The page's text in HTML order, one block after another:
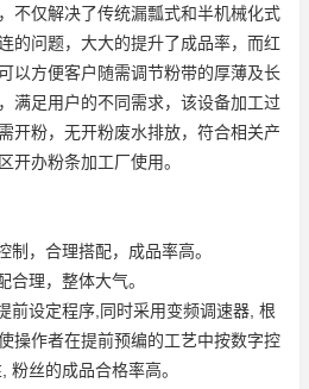
不仅解决了传统漏瓢式和半机械化式
的问题，大大的提升了成品率，而红
以方便客户随需调节粉带的厚薄及长
满足用户的不同需求，该设备加工过
开粉，无开粉废水排放，符合相关产
开办粉条加工厂使用。
，合理搭配，成品率高。
合理，整体大气。
前设定程序,同时采用变频调速器, 根
操作者在提前预编的工艺中按数字控
丝的成品合格率高。